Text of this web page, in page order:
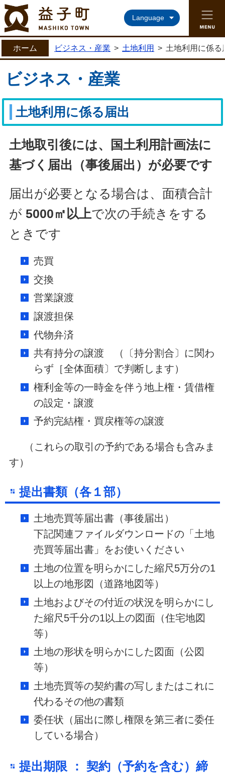
益子町ホームページ
Language
ホーム ビジネス・産業 > 土地利用 > 土地利用に係る
ビジネス・産業
土地利用に係る届出
土地取引後には、
国土利用計画法に
基づく届出（事後届出）が必要です
届出が必要となる場合は、面積合計
が 5000㎡以上で次の手続きをする
ときです
売買
交換
営業譲渡
譲渡担保
代物弁済
共有持分の譲渡 （〔持分割合〕に関わ
らず［全体面積〕で判断します）
権利金等の一時金を伴う地上権・賃借権
の設定・譲渡
予約完結権・買戻権等の譲渡
（これらの取引の予約である場合も含みま
す）
提出書類（各１部）
土地売買等届出書（事後届出）
下記関連ファイルダウンロードの「土地
売買等届出書」をお使いください
土地の位置を明らかにした縮尺5万分の1
以上の地形図（道路地図等）
土地およびその付近の状況を明らかにし
た縮尺5千分の1以上の図面（住宅地図
等）
土地の形状を明らかにした図面（公図
等）
土地売買等の契約書の写しまたはこれに
代わるその他の書類
委任状（届出に際し権限を第三者に委任
している場合）
提出期限 ： 契約（予約を含む）締